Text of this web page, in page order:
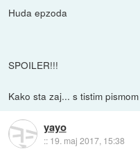
Huda epzoda
SPOILER!!!
Kako sta zaj... s tistim pismom
yayo
:: 19. maj 2017, 15:38